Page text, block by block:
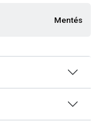
Mentés